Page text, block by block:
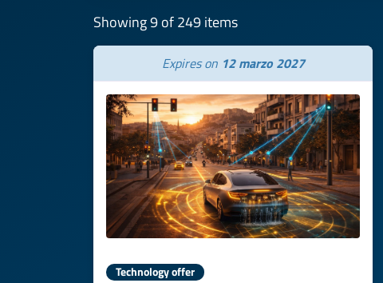
Showing 9 of 249 items
Expires on 12 marzo 2027
Technology offer